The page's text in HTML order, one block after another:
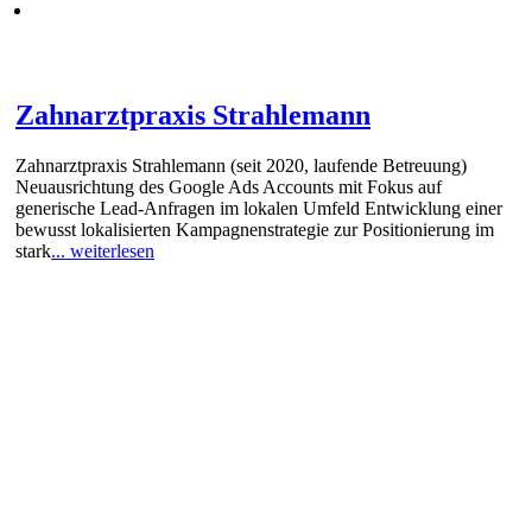
Zahnarztpraxis Strahlemann
Zahnarztpraxis Strahlemann (seit 2020, laufende Betreuung)
Neuausrichtung des Google Ads Accounts mit Fokus auf
generische Lead-Anfragen im lokalen Umfeld Entwicklung einer
bewusst lokalisierten Kampagnenstrategie zur Positionierung im
stark... weiterlesen